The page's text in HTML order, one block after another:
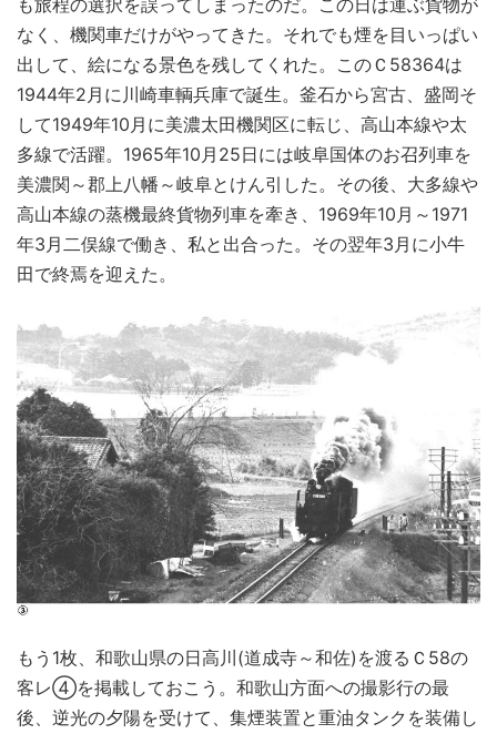
も旅程の選択を誤ってしまったのだ。この日は運ぶ貨物が
なく、機関車だけがやってきた。それでも煙を目いっぱい
出して、絵になる景色を残してくれた。このＣ58364は
1944年2月に川崎車輌兵庫で誕生。釜石から宮古、盛岡そ
して1949年10月に美濃太田機関区に転じ、高山本線や太
多線で活躍。1965年10月25日には岐阜国体のお召列車を
美濃関～郡上八幡～岐阜とけん引した。その後、大多線や
高山本線の蒸機最終貨物列車を牽き、1969年10月～1971
年3月二俣線で働き、私と出合った。その翌年3月に小牛
田で終焉を迎えた。
もう1枚、和歌山県の日高川(道成寺～和佐)を渡るＣ58の
客レ④を掲載しておこう。和歌山方面への撮影行の最
後、逆光の夕陽を受けて、集煙装置と重油タンクを装備し